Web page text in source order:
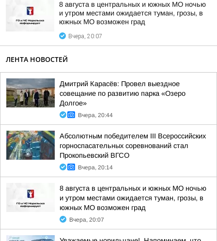
8 августа в центральных и южных МО ночью
и утром местами ожидается туман, грозы, в
южных МО возможен град
Вчера, 20:07
ЛЕНТА НОВОСТЕЙ
Дмитрий Карасёв: Провел выездное
совещание по развитию парка «Озеро
Долгое»
Вчера, 20:44
Абсолютным победителем III Всероссийских
горноспасательных соревнований стал
Прокопьевский ВГСО
Вчера, 20:14
8 августа в центральных и южных МО ночью
и утром местами ожидается туман, грозы, в
южных МО возможен град
Вчера, 20:07